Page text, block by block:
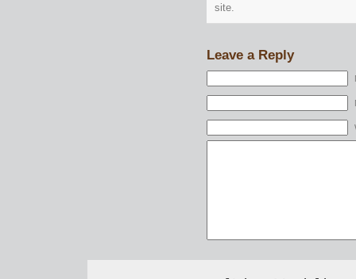
site.
Leave a Reply